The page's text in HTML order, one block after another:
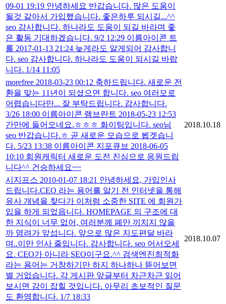
09-01 19:19 안녕하세요 반갑습니다. 많은 도움이
될것 같아서 가입했습니다. 좋은하루 되시길...^^
seo 감사합니다. 하나라도 도움이 되길 바라며 좋
은 활동 기대하겠습니다. 9/2 12:29 이름아이콘 트
롤 2017-01-13 21:24 늦게라도 알게되어 감사합니
다. seo 감사합니다. 하나라도 도움이 되시길 바랍
니다. 1/14 11:05
morefree 2018-03-23 00:12 축하드립니다. 새로운 전
환을 맞는 11년이 되셨으면 합니다. seo 여러모로
어렵습니다만... 잘 부탁드립니다. 감사합니다.
3/26 18:00 이름아이콘 램브란트 2018-05-23 12:53
간만에 들어오네요.ㅎㅎㅎ 화이팅입니다. seo님
seo 반갑습니다.ㅎ 곧 새로운 모습으로 뵙겟습니
다. 5/23 13:38 이름아이콘 지포큐브 2018-06-05
10:10 회원캐릭터 새로운 도전 진심으로 응원드립
니다^^ 건승하세요~~
2018.10.18
시지프스 2010-01-07 18:21 안녕하세요, 가입인사
드립니다.CEO 라는 용어를 알기 전 인터넷을 통해
유사 개념을 찾다가 이처럼 소중한 SITE 에 회원가
입을 하게 되었읍니다. HOMEPAGE 의 구조에 대
한 지식이 너무 없어, 여러분께 폐만 끼치지 않을
까 염려가 앞섭니다. 앞으로 많은 지도편달 바라
며..이만 인사 줄입니다. 감사합니다. seo 어서오세
요. CEO가 아니라 SEO이구요.^^ 검색엔진최적화
라는 용어는 거창하기만 하지 하나하나 뜯어보면
별 거없습니다. 각 게시판 앞글부터 차근차근 읽어
보시면 감이 잡힐 것입니다. 아무리 초보적인 질문
도 환영합니다. 1/7 18:33
2018.10.07